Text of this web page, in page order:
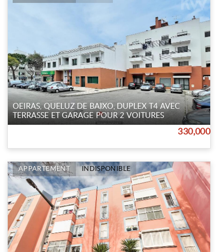
OEIRAS, QUELUZ DE BAIXO, DUPLEX T4 AVEC
TERRASSE ET GARAGE POUR 2 VOITURES
330,000
APPARTEMENT INDISPONIBLE